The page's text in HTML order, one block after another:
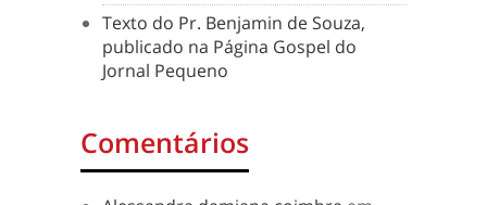
Texto do Pr. Benjamin de Souza,
publicado na Página Gospel do
Jornal Pequeno
Comentários